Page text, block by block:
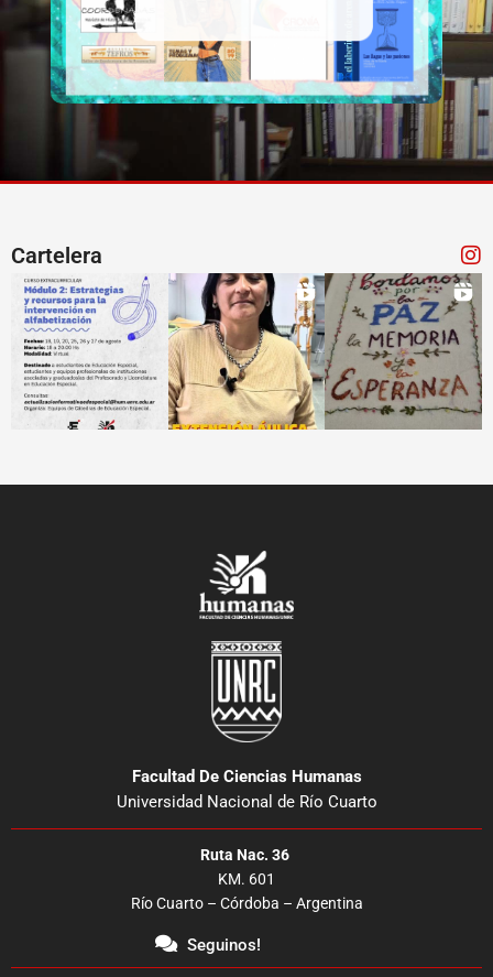
Cartelera
Facultad De Ciencias Humanas
Universidad Nacional de Río Cuarto
Ruta Nac. 36
KM. 601
Río Cuarto – Córdoba – Argentina
Seguinos!